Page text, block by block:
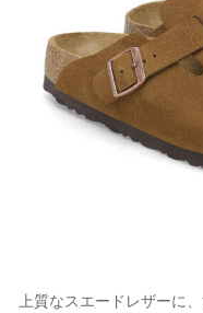
上質なスエードレザーに